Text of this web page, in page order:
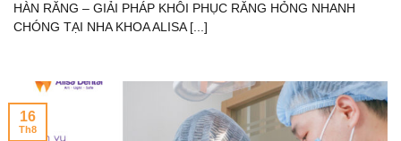
HÀN RĂNG – GIẢI PHÁP KHÔI PHỤC RĂNG HỎNG NHANH
CHÓNG TẠI NHA KHOA ALISA [...]
16
Th8